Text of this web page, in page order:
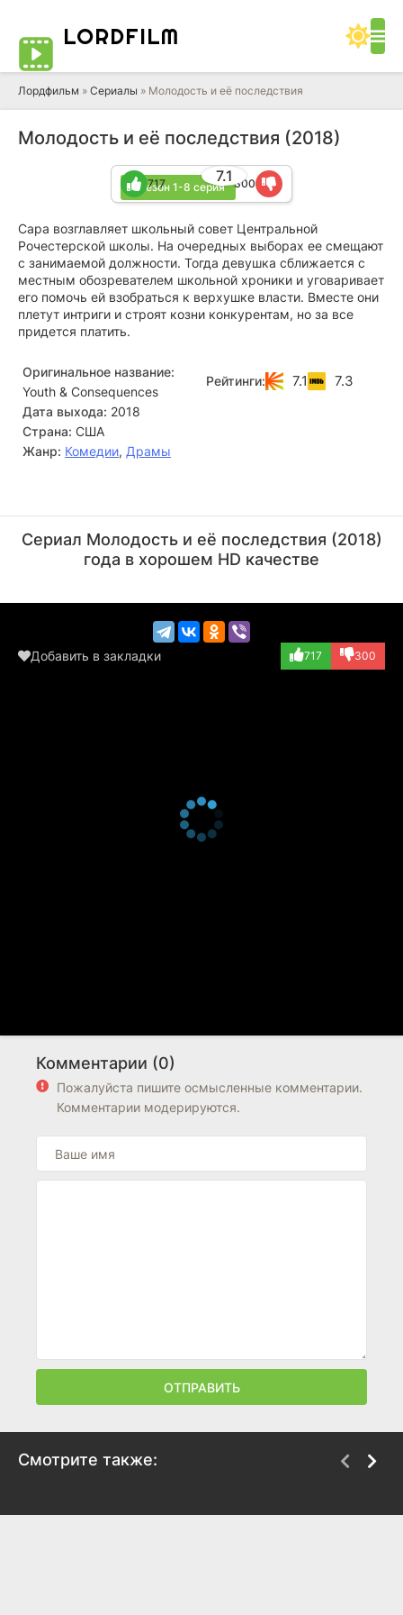
LORDFILM
Лордфильм » Сериалы » Молодость и её последствия
Молодость и её последствия (2018)
1 сезон 1-8 серия
7.1
717 300
Сара возглавляет школьный совет Центральной
Рочестерской школы. На очередных выборах ее смещают
с занимаемой должности. Тогда девушка сближается с
местным обозревателем школьной хроники и уговаривает
его помочь ей взобраться к верхушке власти. Вместе они
плетут интриги и строят козни конкурентам, но за все
придется платить.
Оригинальное название:
Youth & Consequences
Дата выхода: 2018
Страна: США
Жанр: Комедии, Драмы
Рейтинги: 7.1 7.3
(Joel Cutney)
(Kate Cutney)
Сериал Молодость и её последствия (2018)
года в хорошем HD качестве
Добавить в закладки 717 300
Комментарии (0)
Пожалуйста пишите осмысленные комментарии.
Комментарии модерируются.
ОТПРАВИТЬ
Смотрите также: